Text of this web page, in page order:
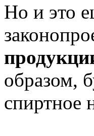
Но и это
образом,
спиртное